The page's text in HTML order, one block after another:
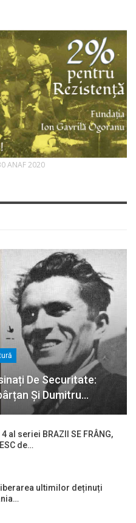
ANAF 2020
De Securitate:
Și Dumitru…
al seriei BRAZII SE FRÂNG,
de…
ultimilor deținuți